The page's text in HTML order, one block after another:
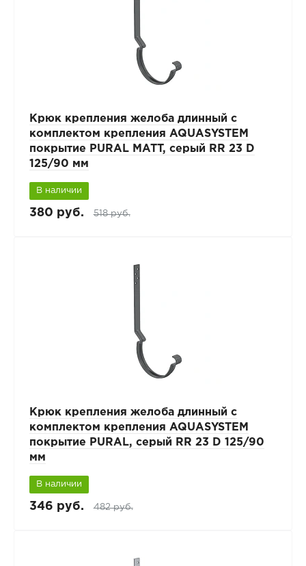
Крюк крепления желоба длинный с
комплектом крепления AQUASYSTEM
покрытие PURAL MATT, серый RR 23 D
125/90 мм
В наличии
380 руб. 518 руб.
Крюк крепления желоба длинный с
комплектом крепления AQUASYSTEM
покрытие PURAL, серый RR 23 D 125/90
мм
В наличии
346 руб. 482 руб.